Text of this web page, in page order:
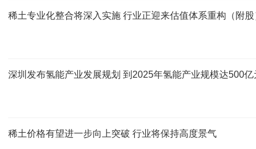
稀土专业化整合将深入实施 行业正迎来估值体系重构（附股
深圳发布氢能产业发展规划 到2025年氢能产业规模达500亿
稀土价格有望进一步向上突破 行业将保持高度景气